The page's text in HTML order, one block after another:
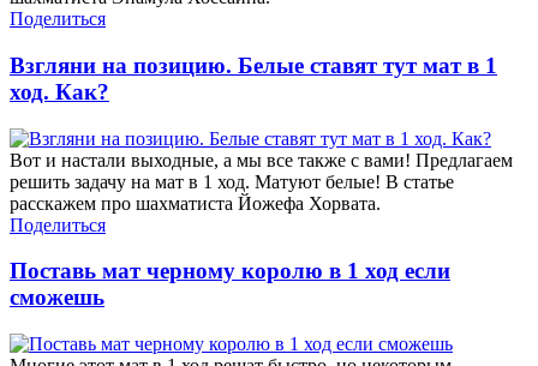
Поделиться
Взгляни на позицию. Белые ставят тут мат в 1
ход. Как?
Вот и настали выходные, а мы все также с вами! Предлагаем
решить задачу на мат в 1 ход. Матуют белые! В статье
расскажем про шахматиста Йожефа Хорвата.
Поделиться
Поставь мат черному королю в 1 ход если
сможешь